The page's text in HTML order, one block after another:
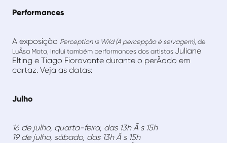
Performances
A exposição Perception is Wild (A percepção é selvagem), de
LuÃ­sa Mota, inclui também performances dos artistas Juliane
Elting e Tiago Fiorovante durante o perÃ­odo em
cartaz. Veja as datas:
Julho
16 de julho, quarta-feira, das 13h Ã s 15h
19 de julho, sábado, das 13h Ã s 15h